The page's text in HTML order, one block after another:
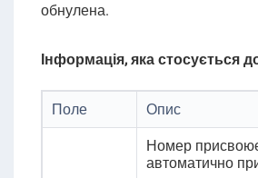
обнулена.
Інформація, яка стосується
Поле Опис
Номер
автоматично